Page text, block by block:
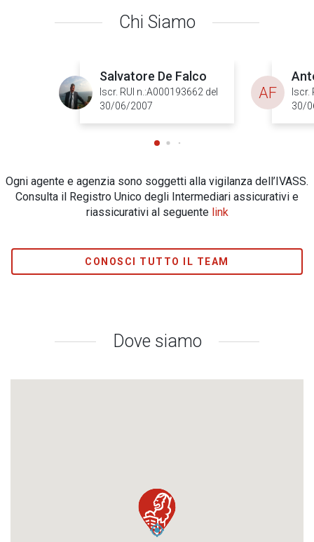
Chi Siamo
Salvatore De Falco
Iscr. RUI n.:A000193662 del
30/06/2007
Iscr.
30/
AF
Ogni agente e agenzia sono soggetti alla vigilanza dell’IVASS.
Consulta il Registro Unico degli Intermediari assicurativi e
riassicurativi al seguente link
CONOSCI TUTTO IL TEAM
Dove siamo